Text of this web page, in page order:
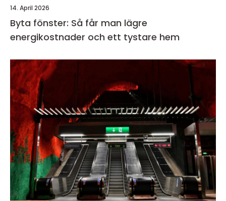
14. April 2026
Byta fönster: Så får man lägre
energikostnader och ett tystare hem